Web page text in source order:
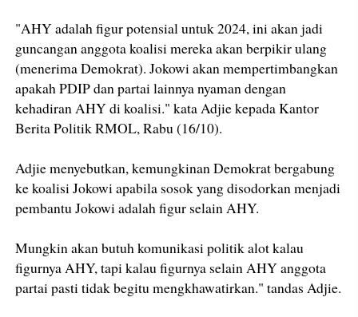
"AHY adalah figur potensial untuk 2024, ini akan jadi
guncangan anggota koalisi mereka akan berpikir ulang
(menerima Demokrat). Jokowi akan mempertimbangkan
apakah PDIP dan partai lainnya nyaman dengan
kehadiran AHY di koalisi." kata Adjie kepada Kantor
Berita Politik RMOL, Rabu (16/10).
Adjie menyebutkan, kemungkinan Demokrat bergabung
ke koalisi Jokowi apabila sosok yang disodorkan menjadi
pembantu Jokowi adalah figur selain AHY.
Mungkin akan butuh komunikasi politik alot kalau
figurnya AHY, tapi kalau figurnya selain AHY anggota
partai pasti tidak begitu mengkhawatirkan." tandas Adjie.